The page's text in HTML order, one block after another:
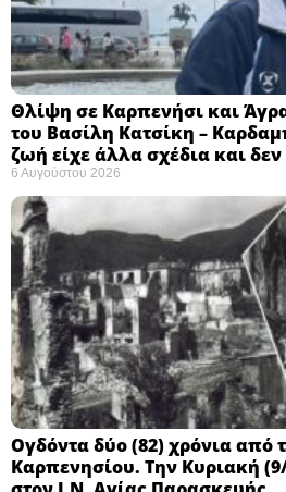
Θλίψη σε Καρπενήσι και
του Βασίλη Κατσίκη –
ζωή είχε άλλα σχέδια και
6 Αυγούστου 2026
Ογδόντα δύο (82) χρόνια από
Καρπενησίου. Την Κυριακή